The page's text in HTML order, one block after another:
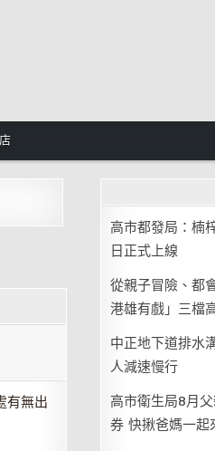
有無出
高市都發局：楠
日正式上線
從親子冒險、都
港雄有戲」三檔
中正地下道排水
人減速慢行
高市衛生局8月
券 快揪爸媽一起